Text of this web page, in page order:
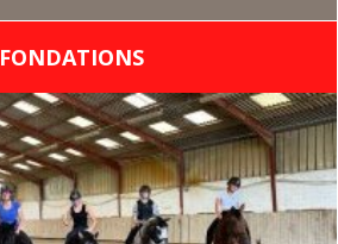
FONDATIONS